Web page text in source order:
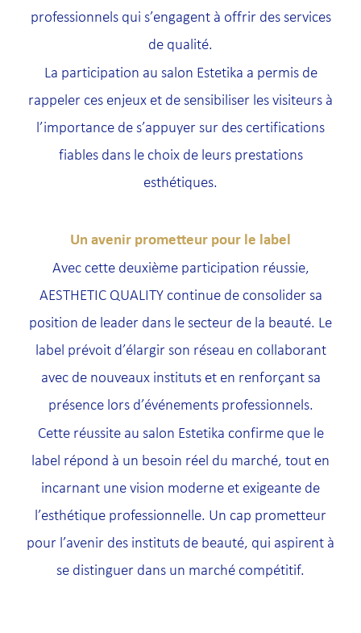
professionnels qui s’engagent à offrir des services
de qualité.
La participation au salon Estetika a permis de
rappeler ces enjeux et de sensibiliser les visiteurs à
l’importance de s’appuyer sur des certifications
fiables dans le choix de leurs prestations
esthétiques.
Un avenir prometteur pour le label
Avec cette deuxième participation réussie,
AESTHETIC QUALITY continue de consolider sa
position de leader dans le secteur de la beauté. Le
label prévoit d’élargir son réseau en collaborant
avec de nouveaux instituts et en renforçant sa
présence lors d’événements professionnels.
Cette réussite au salon Estetika confirme que le
label répond à un besoin réel du marché, tout en
incarnant une vision moderne et exigeante de
l’esthétique professionnelle. Un cap prometteur
pour l’avenir des instituts de beauté, qui aspirent à
se distinguer dans un marché compétitif.